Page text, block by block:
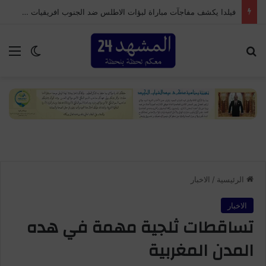
فيلدا يكشف مفاجآت مباراة لبؤات الاطلس ضد الجنوب افريقيات والتي قد تؤهلهن للوصول لكأس العالم
الوضع
الرئيسية / الاخبار
الاخبار
تساقطات ثلجية مهمة في هده
المدن المغربية